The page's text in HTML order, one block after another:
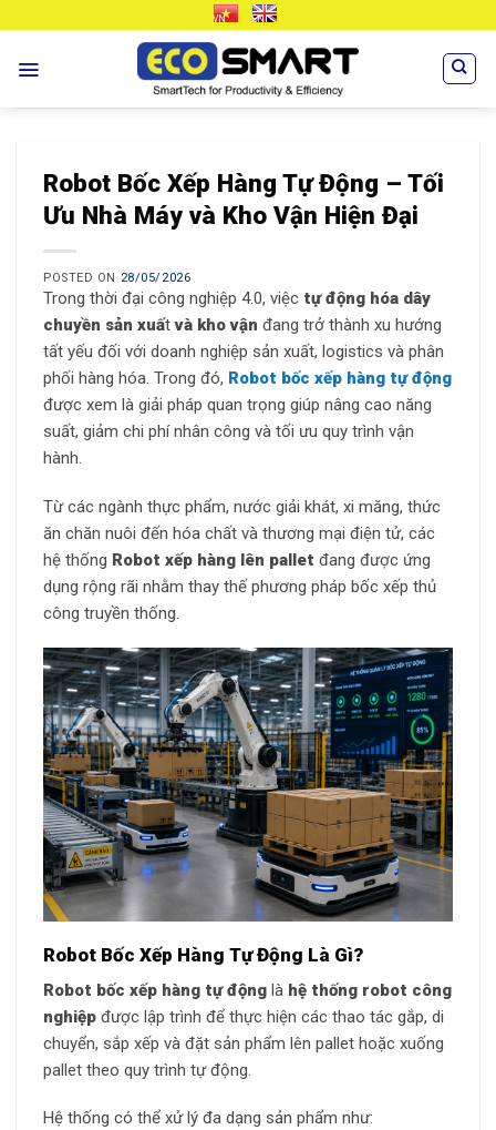
content
VN EN
Robot Bốc Xếp Hàng Tự Động – Tối
Ưu Nhà Máy và Kho Vận Hiện Đại
POSTED ON 28/05/2026
Trong thời đại công nghiệp 4.0, việc tự động hóa dây
chuyền sản xuấtvà kho vận đang trở thành xu hướng
tất yếu đối với doanh nghiệp sản xuất, logistics và phân
phối hàng hóa. Trong đó, Robot bốc xếp hàng tự động
được xem là giải pháp quan trọng giúp nâng cao năng
suất, giảm chi phí nhân công và tối ưu quy trình vận
hành.
Từ các ngành thực phẩm, nước giải khát, xi măng, thức
ăn chăn nuôi đến hóa chất và thương mại điện tử, các
hệ thống Robot xếp hàng lên pallet đang được ứng
dụng rộng rãi nhằm thay thế phương pháp bốc xếp thủ
công truyền thống.
Robot Bốc Xếp Hàng Tự Động Là Gì?
Robot bốc xếp hàng tự động là hệ thống robot công
nghiệp được lập trình để thực hiện các thao tác gắp, di
chuyển, sắp xếp và đặt sản phẩm lên pallet hoặc xuống
pallet theo quy trình tự động.
Hệ thống có thể xử lý đa dạng sản phẩm như: